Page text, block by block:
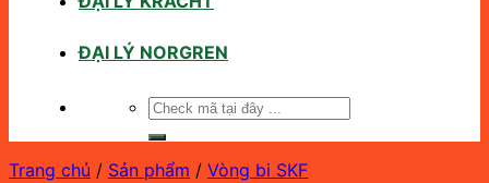
ĐẠI LÝ NORGREN
Tìm
Trang chủ / Sản phẩm / Vòng bi SKF